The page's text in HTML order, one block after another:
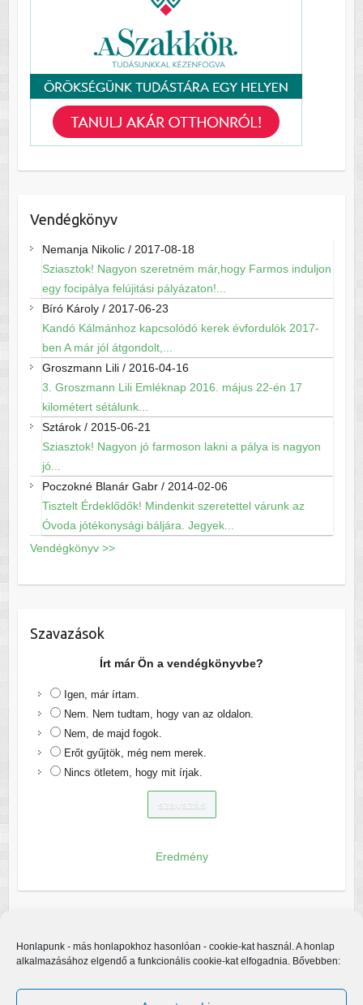
Honlapunk - más honlapokhoz hasonlóan - cookie-kat használ. A honlap
alkalmazásához elgendő a funkcionális cookie-kat elfogadnia. Bővebben:
Vendégkönyv
Nemanja Nikolic/ 2017-08-18
Sziasztok! Nagyon szeretném már,hogy Farmos induljon
egy focipálya felújitási pályázaton!...
Bíró Károly/ 2017-06-23
Kandó Kálmánhoz kapcsolódó kerek évfordulók 2017-
ben A már jól átgondolt,...
Groszmann Lili/ 2016-04-16
3. Groszmann Lili Emléknap 2016. május 22-én 17
kilométert sétálunk...
Sztárok/ 2015-06-21
Sziasztok! Nagyon jó farmoson lakni a pálya is nagyon
jó...
Poczokné Blanár Gabr/ 2014-02-06
Tisztelt Érdeklődők! Mindenkit szeretettel várunk az
Óvoda jótékonysági báljára. Jegyek...
Vendégkönyv >>
Szavazások
Írt már Ön a vendégkönyvbe?
Igen, már írtam.
Nem. Nem tudtam, hogy van az oldalon.
Nem, de majd fogok.
Erőt gyűjtök, még nem merek.
Nincs ötletem, hogy mit írjak.
Eredmény